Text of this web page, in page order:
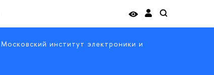
Московский институт электроники и